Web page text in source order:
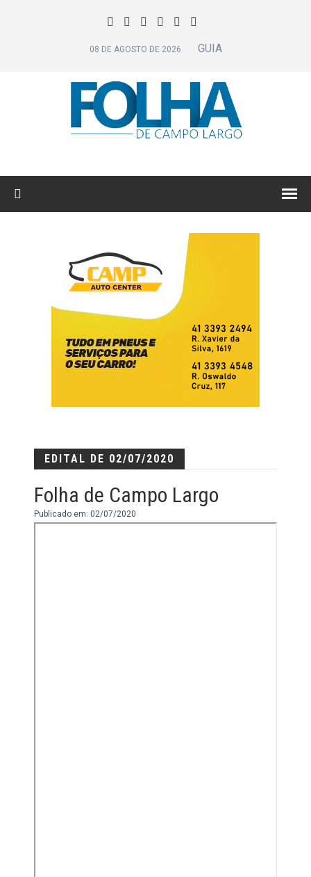
08 DE AGOSTO DE 2026 GUIA
EDITAL DE 02/07/2020
Folha de Campo Largo
Publicado em: 02/07/2020